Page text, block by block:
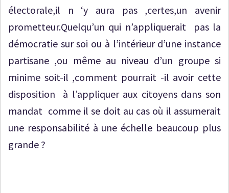
électorale,il n ‘y aura pas ,certes,un avenir
prometteur.Quelqu’un qui n’appliquerait pas la
démocratie sur soi ou à l’intérieur d’une instance
partisane ,ou même au niveau d’un groupe si
minime soit-il ,comment pourrait -il avoir cette
disposition à l’appliquer aux citoyens dans son
mandat comme il se doit au cas où il assumerait
une responsabilité à une échelle beaucoup plus
grande ?